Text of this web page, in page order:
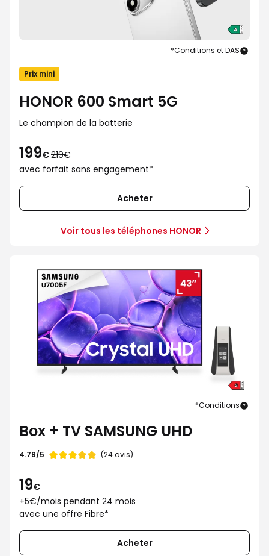
*Conditions et DAS
Prix mini
HONOR 600 Smart 5G
Le champion de la batterie
199€au
lieu
de
219€
avec forfait sans engagement*
Acheter
Voir tous les téléphones HONOR
*Conditions
Box + TV SAMSUNG UHD
Note
4.79/5 (24 avis)
19€
+5€/mois pendant 24 mois
avec une offre Fibre*
Acheter